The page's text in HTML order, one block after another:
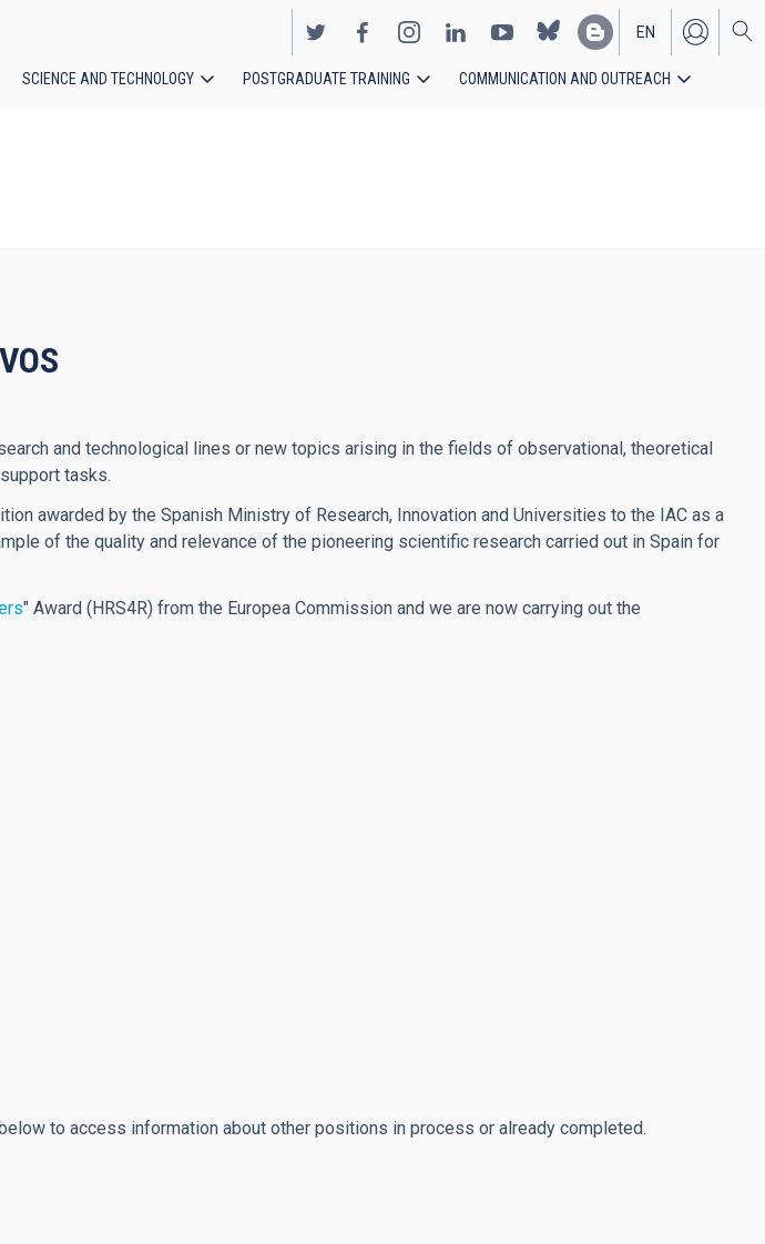
EN
ES
SCIENCE AND TECHNOLOGY POSTGRADUATE TRAINING COMMUNICATION AND OUTREACH
and technological lines or new topics arising in the fields of observational, theoretical
tasks.
awarded by the Spanish Ministry of Research, Innovation and Universities to the IAC as a
of the quality and relevance of the pioneering scientific research carried out in Spain for
" Award (HRS4R) from the Europea Commission and we are now carrying out the
to access information about other positions in process or already completed.